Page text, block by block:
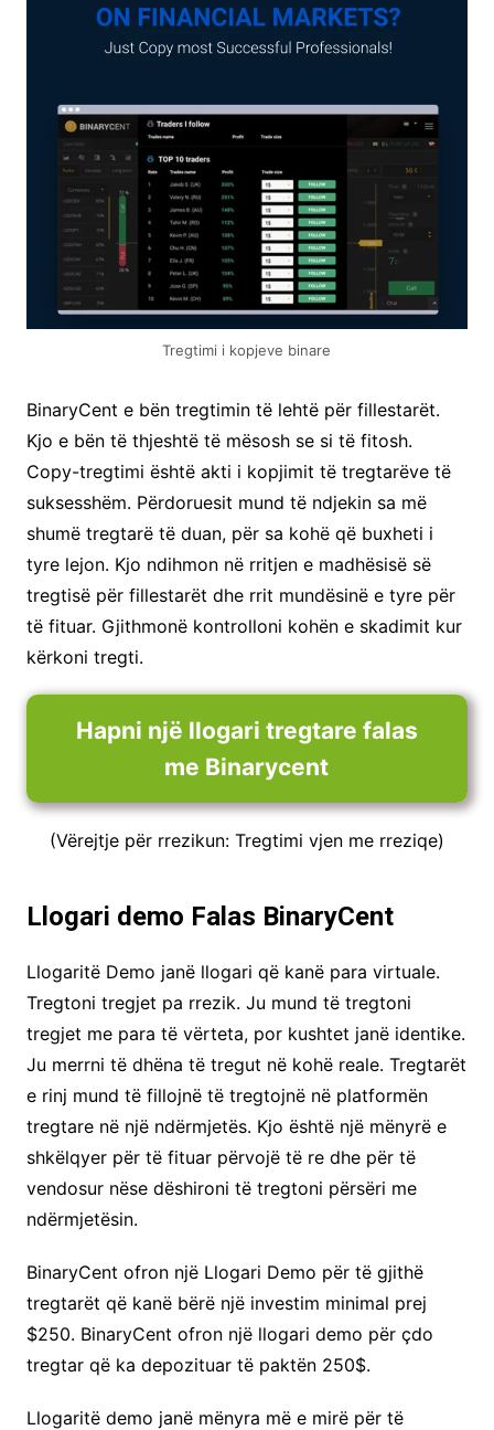
Tregtimi i kopjeve binare
BinaryCent e bën tregtimin të lehtë për fillestarët.
Kjo e bën të thjeshtë të mësosh se si të fitosh.
Copy-tregtimi është akti i kopjimit të tregtarëve të
suksesshëm. Përdoruesit mund të ndjekin sa më
shumë tregtarë të duan, për sa kohë që buxheti i
tyre lejon. Kjo ndihmon në rritjen e madhësisë së
tregtisë për fillestarët dhe rrit mundësinë e tyre për
të fituar. Gjithmonë kontrolloni kohën e skadimit kur
kërkoni tregti.
Hapni një llogari tregtare falas
me Binarycent
(Vërejtje për rrezikun: Tregtimi vjen me rreziqe)
Llogari demo Falas BinaryCent
Llogaritë Demo janë llogari që kanë para virtuale.
Tregtoni tregjet pa rrezik. Ju mund të tregtoni
tregjet me para të vërteta, por kushtet janë identike.
Ju merrni të dhëna të tregut në kohë reale. Tregtarët
e rinj mund të fillojnë të tregtojnë në platformën
tregtare në një ndërmjetës. Kjo është një mënyrë e
shkëlqyer për të fituar përvojë të re dhe për të
vendosur nëse dëshironi të tregtoni përsëri me
ndërmjetësin.
BinaryCent ofron një Llogari Demo për të gjithë
tregtarët që kanë bërë një investim minimal prej
$250. BinaryCent ofron një llogari demo për çdo
tregtar që ka depozituar të paktën 250$.
Llogaritë demo janë mënyra më e mirë për të